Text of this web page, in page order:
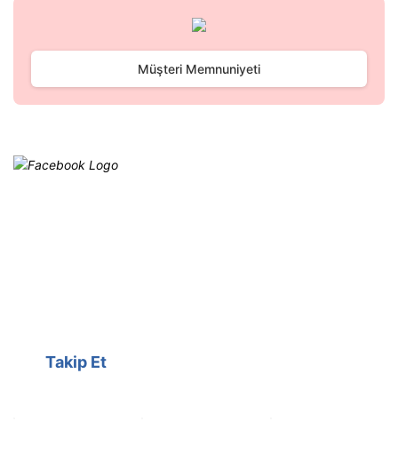
Gönder
Müşteri Memnuniyeti
Takip Et